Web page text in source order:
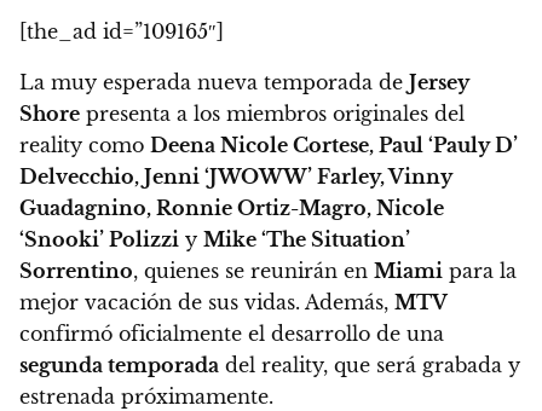
[the_ad id=”109165″]
La muy esperada nueva temporada de Jersey
Shore presenta a los miembros originales del
reality como Deena Nicole Cortese, Paul ‘Pauly D’
Delvecchio, Jenni ‘JWOWW’ Farley, Vinny
Guadagnino, Ronnie Ortiz-Magro, Nicole
‘Snooki’ Polizzi y Mike ‘The Situation’
Sorrentino, quienes se reunirán en Miami para la
mejor vacación de sus vidas. Además, MTV
confirmó oficialmente el desarrollo de una
segunda temporada del reality, que será grabada y
estrenada próximamente.